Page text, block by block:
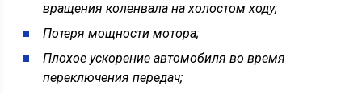
вращения коленвала на холостом ходу;
Потеря мощности мотора;
Плохое ускорение автомобиля во время
переключения передач;